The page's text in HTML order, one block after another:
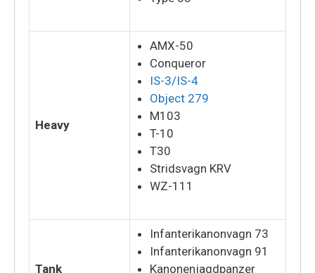
Heavy
AMX-50
Conqueror
IS-3/IS-4
Object 279
M103
T-10
T30
Stridsvagn KRV
WZ-111
Tank
Infanterikanonvagn 73
Infanterikanonvagn 91
Kanonenjagdpanzer